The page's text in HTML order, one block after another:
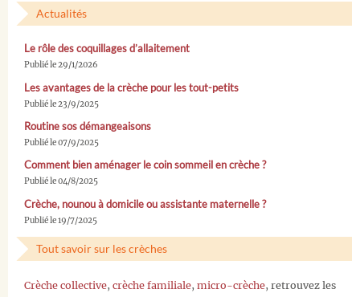
Actualités
Le rôle des coquillages d’allaitement
Publié le 29/1/2026
Les avantages de la crèche pour les tout-petits
Publié le 23/9/2025
Routine sos démangeaisons
Publié le 07/9/2025
Comment bien aménager le coin sommeil en crèche ?
Publié le 04/8/2025
Crèche, nounou à domicile ou assistante maternelle ?
Publié le 19/7/2025
Tout savoir sur les crèches
Crèche collective, crèche familiale, micro-crèche, retrouvez les